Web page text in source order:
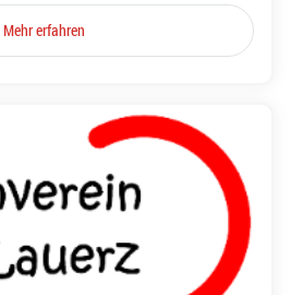
Mehr erfahren